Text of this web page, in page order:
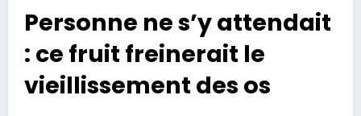
Personne ne s’y attendait
: ce fruit freinerait le
vieillissement des os